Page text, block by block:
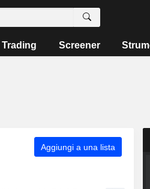
Trading Screener
Aggiungi a una lista